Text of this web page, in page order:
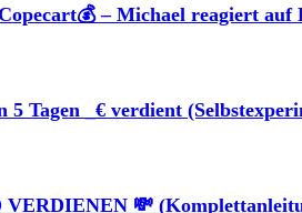
– Michael reagiert auf
Tagen _€ verdient
💸